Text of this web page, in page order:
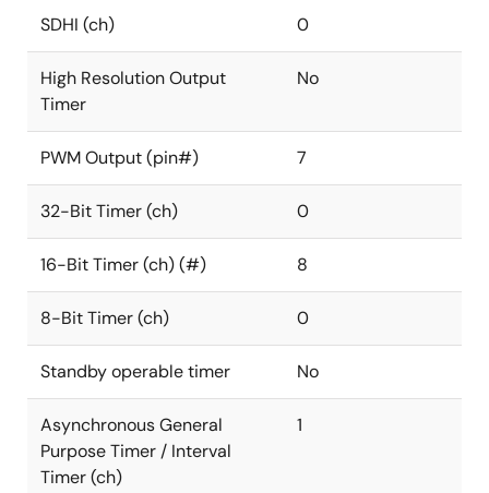
SDHI (ch) 0
High Resolution Output
Timer
No
PWM Output (pin#) 7
32-Bit Timer (ch) 0
16-Bit Timer (ch) (#) 8
8-Bit Timer (ch) 0
Standby operable timer No
Asynchronous General
Purpose Timer / Interval
Timer (ch)
1